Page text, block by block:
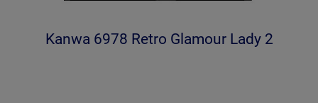
Kanwa 6978 Retro Glamour Lady 2